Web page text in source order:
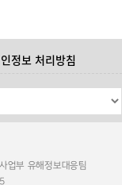
정보 처리방침
업부 유해정보대응팀